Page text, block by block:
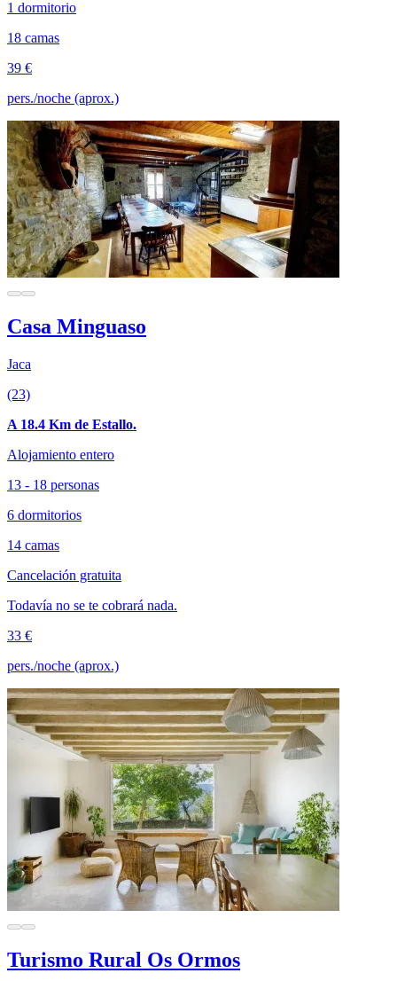
1 dormitorio
18 camas
39 €
pers./noche (aprox.)
Casa Minguaso
Jaca
(23)
A 18.4 Km de Estallo.
Alojamiento entero
13 - 18 personas
6 dormitorios
14 camas
Cancelación gratuita
Todavía no se te cobrará nada.
33 €
pers./noche (aprox.)
Turismo Rural Os Ormos